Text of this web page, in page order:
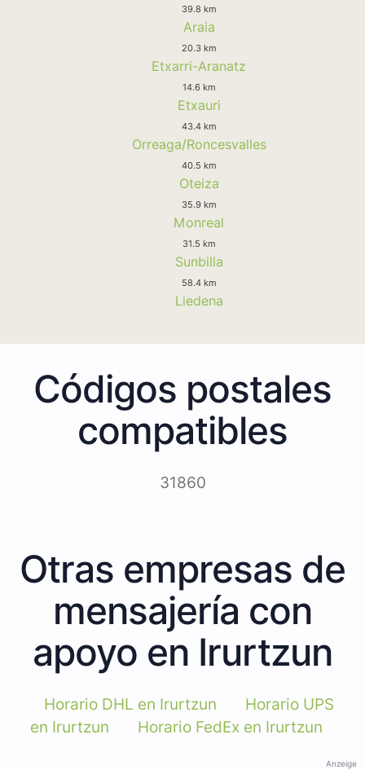
39.8 km
Araia
20.3 km
Etxarri-Aranatz
14.6 km
Etxauri
43.4 km
Orreaga/Roncesvalles
40.5 km
Oteiza
35.9 km
Monreal
31.5 km
Sunbilla
58.4 km
Liedena
Códigos postales
compatibles
31860
Otras empresas de
mensajería con
apoyo en Irurtzun
Horario DHL en Irurtzun
Horario UPS
en Irurtzun
Horario FedEx en Irurtzun
Anzeige